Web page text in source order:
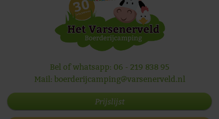
Bel of whatsapp: 06 - 219 838 95
Mail: boerderijcamping@varsenerveld.nl
Prijslijst